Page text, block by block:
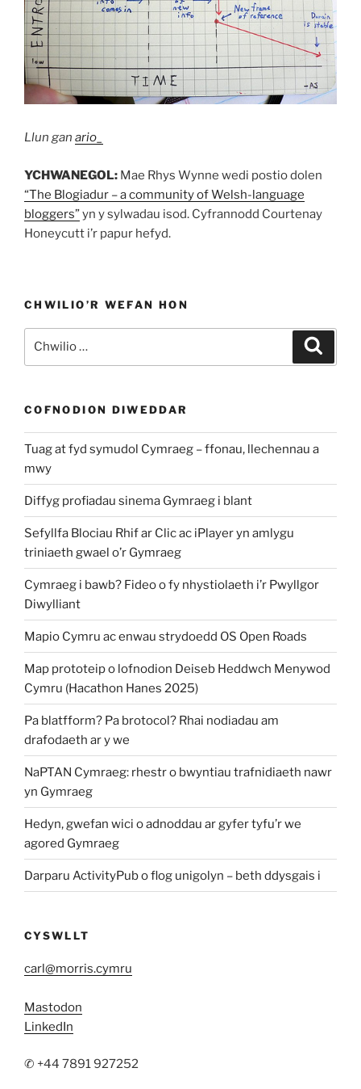
Llun gan ario_
YCHWANEGOL: Mae Rhys Wynne wedi postio dolen
“The Blogiadur – a community of Welsh-language
bloggers”yn y sylwadau isod. Cyfrannodd Courtenay
Honeycutt i’r papur hefyd.
CHWILIO’R WEFAN HON
am:
COFNODION DIWEDDAR
Tuag at fyd symudol Cymraeg – ffonau, llechennau a
mwy
Diffyg profiadau sinema Gymraeg i blant
Sefyllfa Blociau Rhif ar Clic ac iPlayer yn amlygu
triniaeth gwael o’r Gymraeg
Cymraeg i bawb? Fideo o fy nhystiolaeth i’r Pwyllgor
Diwylliant
Mapio Cymru ac enwau strydoedd OS Open Roads
Map prototeip o lofnodion Deiseb Heddwch Menywod
Cymru (Hacathon Hanes 2025)
Pa blatfform? Pa brotocol? Rhai nodiadau am
drafodaeth ar y we
NaPTAN Cymraeg: rhestr o bwyntiau trafnidiaeth nawr
yn Gymraeg
Hedyn, gwefan wici o adnoddau ar gyfer tyfu’r we
agored Gymraeg
Darparu ActivityPub o flog unigolyn – beth ddysgais i
CYSWLLT
carl@morris.cymru
Mastodon
LinkedIn
✆ +44 7891 927252